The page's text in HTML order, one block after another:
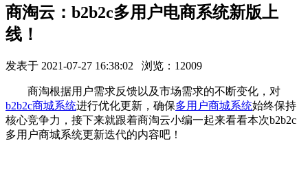
商淘云：b2b2c多用户电商系统新版上
线！
发表于 2021-07-27 16:38:02 浏览：12009
商淘根据用户需求反馈以及市场需求的不断变化，对
b2b2c商城系统进行优化更新，确保多用户商城系统始终保持
核心竞争力，接下来就跟着商淘云小编一起来看看本次b2b2c
多用户商城系统更新迭代的内容吧！